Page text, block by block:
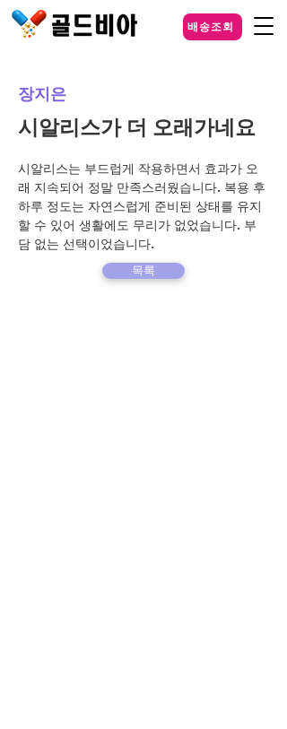
배송조회
장지은
시알리스가 더 오래가네요
시알리스는 부드럽게 작용하면서 효과가 오
래 지속되어 정말 만족스러웠습니다. 복용 후
하루 정도는 자연스럽게 준비된 상태를 유지
할 수 있어 생활에도 무리가 없었습니다. 부
담 없는 선택이었습니다.
목록